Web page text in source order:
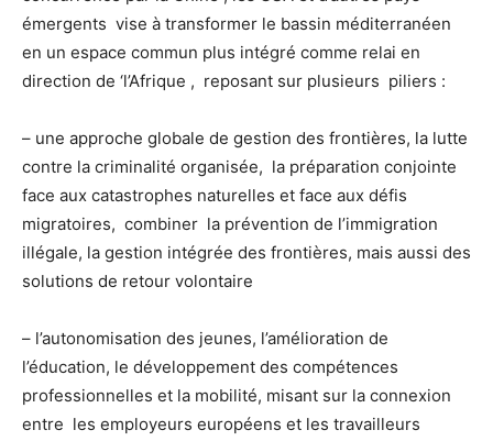
émergents vise à transformer le bassin méditerranéen
en un espace commun plus intégré comme relai en
direction de ‘l’Afrique , reposant sur plusieurs piliers :
– une approche globale de gestion des frontières, la lutte
contre la criminalité organisée, la préparation conjointe
face aux catastrophes naturelles et face aux défis
migratoires, combiner la prévention de l’immigration
illégale, la gestion intégrée des frontières, mais aussi des
solutions de retour volontaire
– l’autonomisation des jeunes, l’amélioration de
l’éducation, le développement des compétences
professionnelles et la mobilité, misant sur la connexion
entre les employeurs européens et les travailleurs